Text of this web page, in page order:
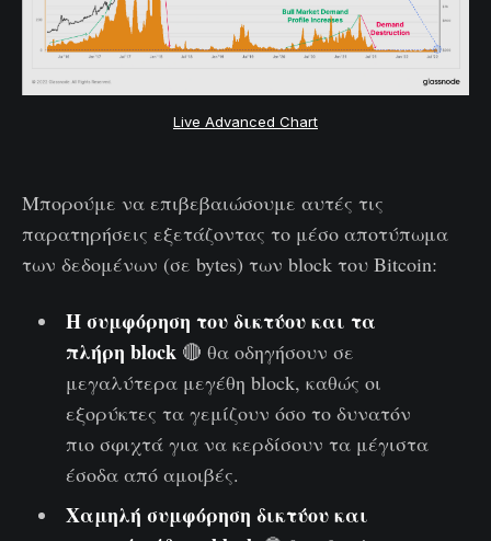
Live Advanced Chart
Μπορούμε να επιβεβαιώσουμε αυτές τις
παρατηρήσεις εξετάζοντας το μέσο αποτύπωμα
των δεδομένων (σε bytes) των block του Bitcoin:
Η συμφόρηση του δικτύου και τα
πλήρη block🔴 θα οδηγήσουν σε
μεγαλύτερα μεγέθη block, καθώς οι
εξορύκτες τα γεμίζουν όσο το δυνατόν
πιο σφιχτά για να κερδίσουν τα μέγιστα
έσοδα από αμοιβές.
Χαμηλή συμφόρηση δικτύου και